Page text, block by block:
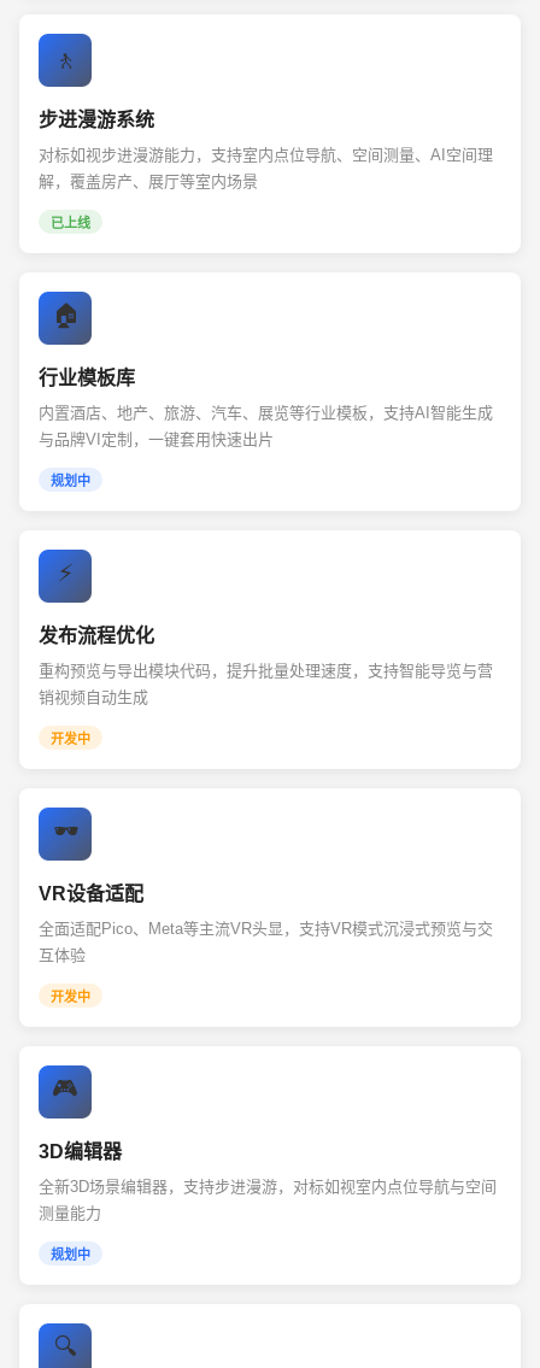
🚶
步进漫游系统
对标如视步进漫游能力，支持室内点位导航、空间测量、AI空间理
解，覆盖房产、展厅等室内场景
已上线
🏠
行业模板库
内置酒店、地产、旅游、汽车、展览等行业模板，支持AI智能生成
与品牌VI定制，一键套用快速出片
规划中
⚡
发布流程优化
重构预览与导出模块代码，提升批量处理速度，支持智能导览与营
销视频自动生成
开发中
🕶️
VR设备适配
全面适配Pico、Meta等主流VR头显，支持VR模式沉浸式预览与交
互体验
开发中
🎮
3D编辑器
全新3D场景编辑器，支持步进漫游，对标如视室内点位导航与空间
测量能力
规划中
🔍